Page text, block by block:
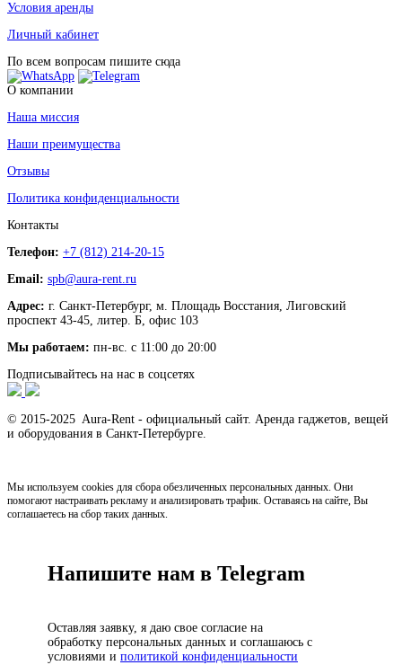
Условия аренды
Личный кабинет
По всем вопросам пишите сюда
О компании
Наша миссия
Наши преимущества
Отзывы
Политика конфиденциальности
Контакты
Телефон: +7 (812) 214-20-15
Email: spb@aura-rent.ru
Адрес: г. Санкт-Петербург, м. Площадь Восстания, Лиговский
проспект 43-45, литер. Б, офис 103
Мы работаем: пн-вс. с 11:00 до 20:00
Подписывайтесь на нас в соцсетях
© 2015-2025 Aura-Rent - официальный сайт. Аренда гаджетов, вещей
и оборудования в Санкт-Петербурге.
Мы используем cookies для сбора обезличенных персональных данных. Они
помогают настраивать рекламу и анализировать трафик. Оставаясь на сайте, Вы
соглашаетесь на сбор таких данных.
Напишите нам в Telegram
Оставляя заявку, я даю свое согласие на
обработку персональных данных и соглашаюсь с
условиями и политикой конфиденциальности